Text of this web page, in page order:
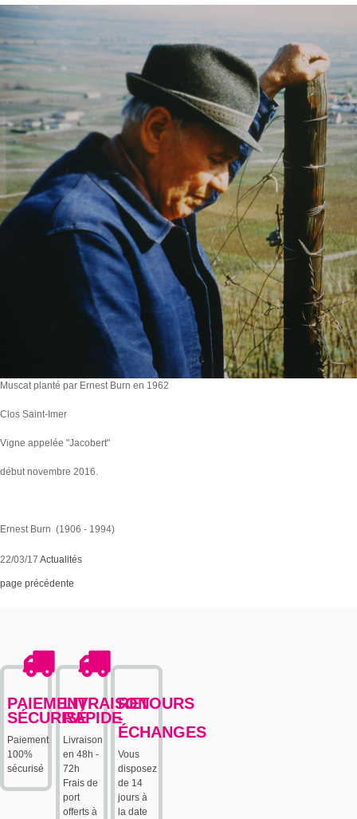
Muscat planté par Ernest Burn en 1962
Clos Saint-Imer
Vigne appelée "Jacobert"
début novembre 2016.
Ernest Burn (1906 - 1994)
22/03/17 Actualités
page précédente
PAIEMENT
SÉCURISÉ
Paiement
100%
sécurisé
LIVRAISON
RAPIDE
Livraison
en 48h -
72h
Frais de
port
offerts à
RETOURS
-
ÉCHANGES
Vous
disposez
de 14
jours à
la date